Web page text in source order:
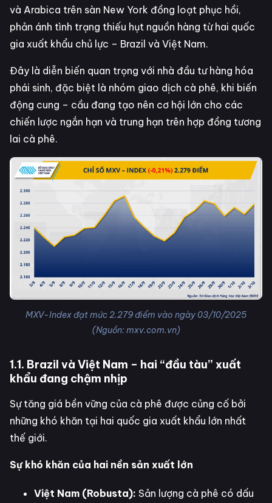
và Arabica trên sàn New York đồng loạt phục hồi,
phản ánh tình trạng thiếu hụt nguồn hàng từ hai quốc
gia xuất khẩu chủ lực – Brazil và Việt Nam.
Đây là diễn biến quan trọng với nhà đầu tư hàng hóa
phái sinh, đặc biệt là nhóm giao dịch cà phê, khi biến
động cung – cầu đang tạo nên cơ hội lớn cho các
chiến lược ngắn hạn và trung hạn trên hợp đồng tương
lai cà phê.
MXV-Index đạt mức 2.279 điểm vào ngày 03/10/2025
(Nguồn: mxv.com.vn)
1.1. Brazil và Việt Nam – hai “đầu tàu” xuất
khẩu đang chậm nhịp
Sự tăng giá bền vững của cà phê được củng cố bởi
những khó khăn tại hai quốc gia xuất khẩu lớn nhất
thế giới.
Sự khó khăn của hai nền sản xuất lớn
Việt Nam (Robusta): Sản lượng cà phê có dấu